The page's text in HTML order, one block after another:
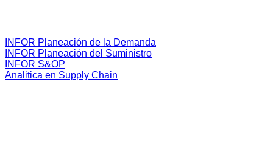
INFOR Planeación de la Demanda
INFOR Planeación del Suministro
INFOR S&OP
Analitica en Supply Chain